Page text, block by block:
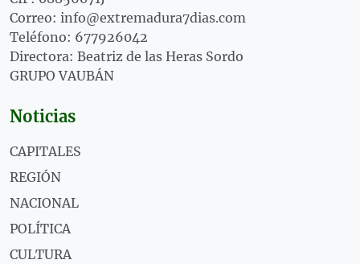
Correo: info@extremadura7dias.com
Teléfono: 677926042
Directora: Beatriz de las Heras Sordo
GRUPO VAUBÁN
Noticias
CAPITALES
REGIÓN
NACIONAL
POLÍTICA
CULTURA